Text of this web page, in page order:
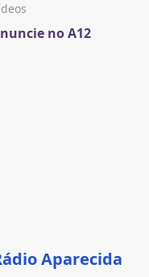
no A12
Aparecida